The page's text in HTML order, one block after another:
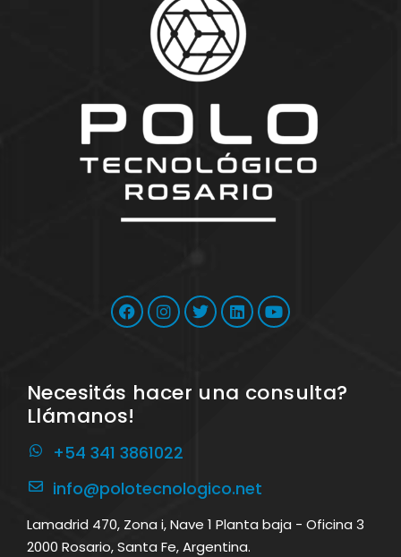
Necesitás hacer una consulta?
Llámanos!
+54 341 3861022
info@polotecnologico.net
Lamadrid 470, Zona i, Nave 1 Planta baja - Oficina 3
2000 Rosario, Santa Fe, Argentina.